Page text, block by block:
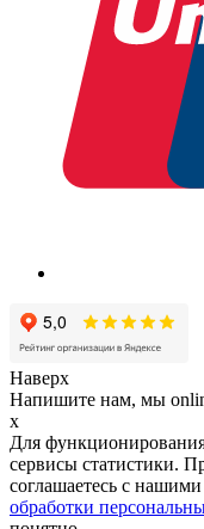
Наверх
Напишите нам, мы
x
Для
сервисы статистики.
соглашаетесь с нашими
обработки